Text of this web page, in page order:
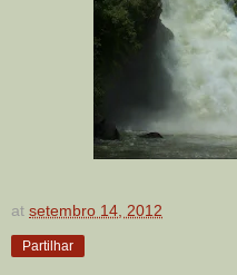
at setembro 14, 2012
Partilhar